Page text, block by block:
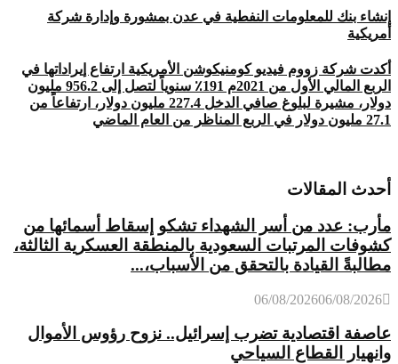
إنشاء بنك للمعلومات النفطية في عدن بمشورة وإدارة شركة
أمريكية
أكدت شركة زووم فيديو كومنيكوشن الأمريكية ارتفاع إيراداتها في
الربع المالي الأول من 2021م 191٪ سنوياً لتصل إلى 956.2 مليون
دولار، مشيرة لبلوغ صافي الدخل 227.4 مليون دولار، ارتفاعاً من
27.1 مليون دولار في الربع المناظر من العام الماضي
أحدث المقالات
مأرب: عدد من أسر الشهداء تشكو إسقاط أسمائها من
كشوفات المرتبات السعودية بالمنطقة العسكرية الثالثة،
مطالبةً القيادة بالتحقق من الأسباب،...
06/08/202606/08/2026
عاصفة اقتصادية تضرب إسرائيل.. نزوح رؤوس الأموال
وانهيار القطاع السياحي